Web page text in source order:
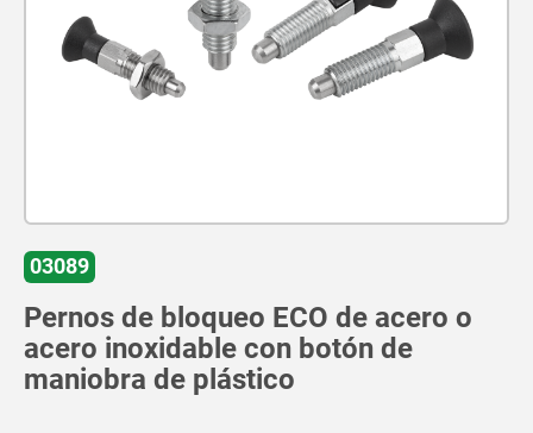
03089
Pernos de bloqueo ECO de acero o
acero inoxidable con botón de
maniobra de plástico